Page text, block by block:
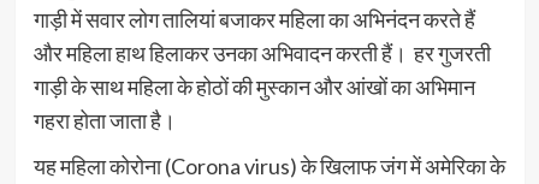
गाड़ी में सवार लोग तालियां बजाकर महिला का अभिनंदन करते हैं
और महिला हाथ हिलाकर उनका अभिवादन करती हैं। हर गुजरती
गाड़ी के साथ महिला के होठों की मुस्कान और आंखों का अभिमान
गहरा होता जाता है।
यह महिला कोरोना (Corona virus) के खिलाफ जंग में अमेरिका के